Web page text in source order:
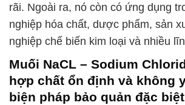
rãi. Ngoài ra, nó còn có ứng dụng
nghiệp hóa chất, dược phẩm, sản
nghiệp chế biến kim loại và nhiều
Muối NaCL – Sodium
hợp chất ổn định và không
biện pháp bảo quản đặc